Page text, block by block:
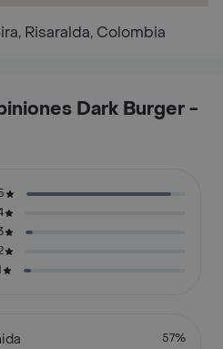
Risaralda, Colombia
Dark Burger -
57%